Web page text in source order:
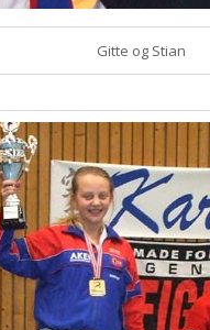
Gitte og Stian